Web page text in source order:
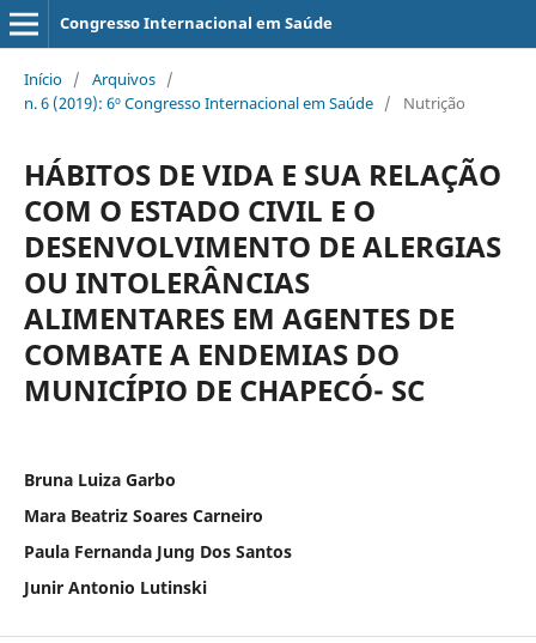
Congresso Internacional em Saúde
Início / Arquivos /
n. 6 (2019): 6º Congresso Internacional em Saúde / Nutrição
HÁBITOS DE VIDA E SUA RELAÇÃO
COM O ESTADO CIVIL E O
DESENVOLVIMENTO DE ALERGIAS
OU INTOLERÂNCIAS
ALIMENTARES EM AGENTES DE
COMBATE A ENDEMIAS DO
MUNICÍPIO DE CHAPECÓ- SC
Bruna Luiza Garbo
Mara Beatriz Soares Carneiro
Paula Fernanda Jung Dos Santos
Junir Antonio Lutinski